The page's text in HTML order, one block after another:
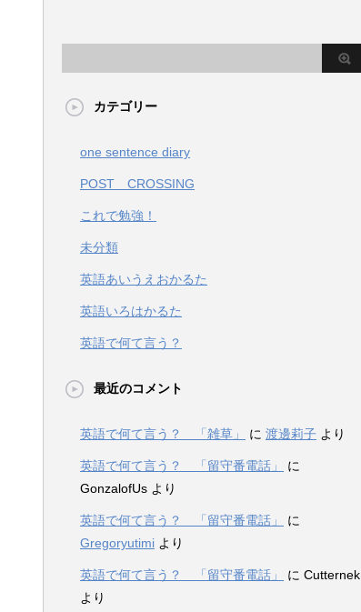
カテゴリー
one sentence diary
POST CROSSING
これで勉強！
未分類
英語あいうえおかるた
英語いろはかるた
英語で何て言う？
最近のコメント
英語で何て言う？ 「雑草」 に 渡邊莉子 より
英語で何て言う？ 「留守番電話」
に
GonzalofUs より
英語で何て言う？ 「留守番電話」
に
Gregoryutimi より
英語で何て言う？ 「留守番電話」 に Cutternek
より